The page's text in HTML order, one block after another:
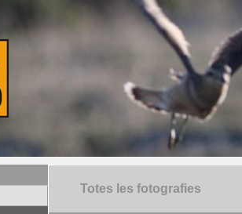
Totes les fotografies